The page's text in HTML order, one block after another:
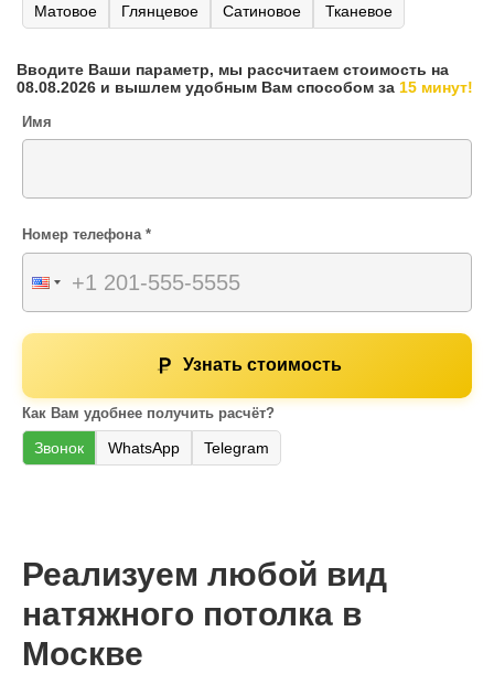
Матовое Глянцевое Сатиновое Тканевое
Вводите Ваши параметр, мы рассчитаем стоимость на
08.08.2026 и вышлем удобным Вам способом за 15 минут!
Имя
Номер телефона *
Узнать стоимость
Как Вам удобнее получить расчёт?
Звонок WhatsApp Telegram
Реализуем любой вид
натяжного потолка в
Москве